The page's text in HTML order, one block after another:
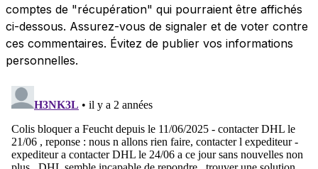
comptes de "récupération" qui pourraient être affichés
ci-dessous. Assurez-vous de signaler et de voter contre
ces commentaires. Évitez de publier vos informations
personnelles.